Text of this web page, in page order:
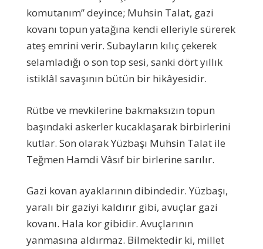
komutanım” deyince; Muhsin Talat, gazi
kovanı topun yatağına kendi elleriyle sürerek
ateş emrini verir. Subayların kılıç çekerek
selamladığı o son top sesi, sanki dört yıllık
istiklâl savaşının bütün bir hikâyesidir.
Rütbe ve mevkilerine bakmaksızın topun
başındaki askerler kucaklaşarak birbirlerini
kutlar. Son olarak Yüzbaşı Muhsin Talat ile
Teğmen Hamdi Vâsıf bir birlerine sarılır.
Gazi kovan ayaklarının dibindedir. Yüzbaşı,
yaralı bir gaziyi kaldırır gibi, avuçlar gazi
kovanı. Hala kor gibidir. Avuçlarının
yanmasına aldırmaz. Bilmektedir ki, millet